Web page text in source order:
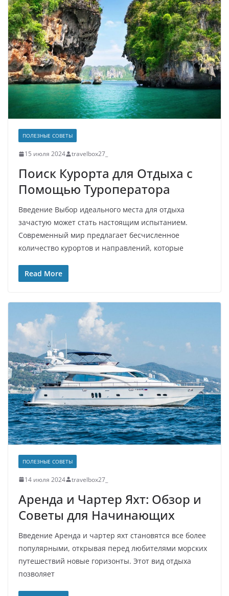
ПОЛЕЗНЫЕ СОВЕТЫ
15 июля 2024 travelbox27_
Поиск Курорта для Отдыха с
Помощью Туроператора
Введение Выбор идеального места для отдыха
зачастую может стать настоящим испытанием.
Современный мир предлагает бесчисленное
количество курортов и направлений, которые
Read More
ПОЛЕЗНЫЕ СОВЕТЫ
14 июля 2024 travelbox27_
Аренда и Чартер Яхт: Обзор и
Советы для Начинающих
Введение Аренда и чартер яхт становятся все более
популярными, открывая перед любителями морских
путешествий новые горизонты. Этот вид отдыха
позволяет